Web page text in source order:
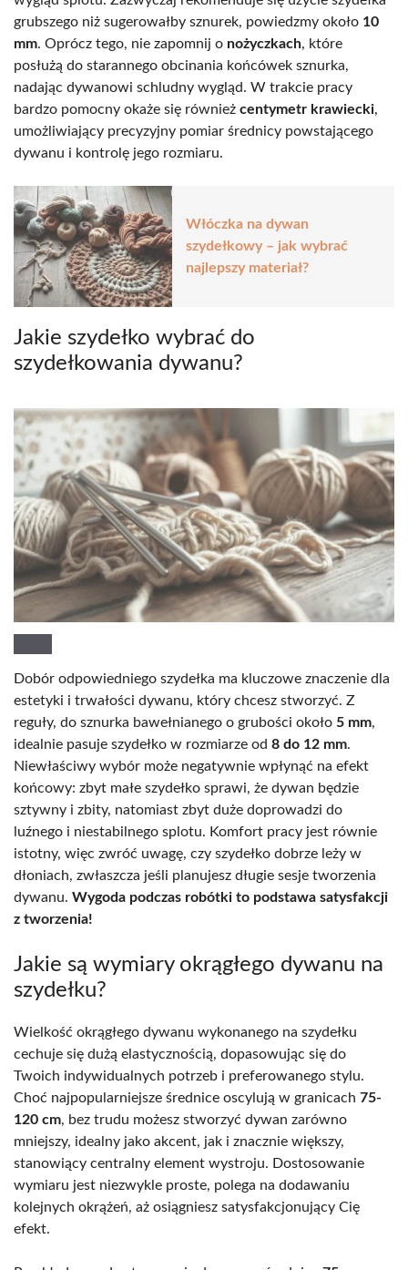
grubszego niż sugerowałby sznurek, powiedzmy około 10
mm. Oprócz tego, nie zapomnij o nożyczkach, które
posłużą do starannego obcinania końcówek sznurka,
nadając dywanowi schludny wygląd. W trakcie pracy
bardzo pomocny okaże się również centymetr krawiecki,
umożliwiający precyzyjny pomiar średnicy powstającego
dywanu i kontrolę jego rozmiaru.
Włóczka na dywan
szydełkowy – jak wybrać
najlepszy materiał?
Jakie szydełko wybrać do
szydełkowania dywanu?
Dobór odpowiedniego szydełka ma kluczowe znaczenie dla
estetyki i trwałości dywanu, który chcesz stworzyć. Z
reguły, do sznurka bawełnianego o grubości około 5 mm,
idealnie pasuje szydełko w rozmiarze od 8 do 12 mm.
Niewłaściwy wybór może negatywnie wpłynąć na efekt
końcowy: zbyt małe szydełko sprawi, że dywan będzie
sztywny i zbity, natomiast zbyt duże doprowadzi do
luźnego i niestabilnego splotu. Komfort pracy jest równie
istotny, więc zwróć uwagę, czy szydełko dobrze leży w
dłoniach, zwłaszcza jeśli planujesz długie sesje tworzenia
dywanu. Wygoda podczas robótki to podstawa satysfakcji
z tworzenia!
Jakie są wymiary okrągłego dywanu na
szydełku?
Wielkość okrągłego dywanu wykonanego na szydełku
cechuje się dużą elastycznością, dopasowując się do
Twoich indywidualnych potrzeb i preferowanego stylu.
Choć najpopularniejsze średnice oscylują w granicach 75-
120 cm, bez trudu możesz stworzyć dywan zarówno
mniejszy, idealny jako akcent, jak i znacznie większy,
stanowiący centralny element wystroju. Dostosowanie
wymiaru jest niezwykle proste, polega na dodawaniu
kolejnych okrążeń, aż osiągniesz satysfakcjonujący Cię
efekt.